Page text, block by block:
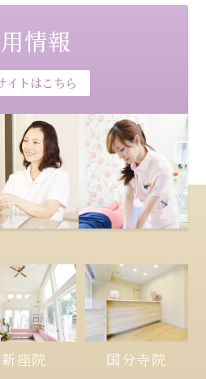
情報
イトはこちら
新座院 国分寺院